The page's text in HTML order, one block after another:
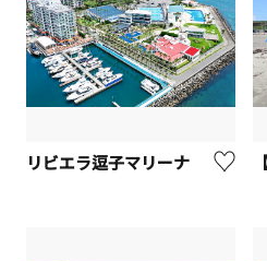
リビエラ逗子マリーナ